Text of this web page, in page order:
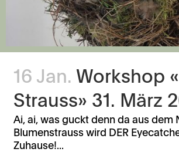
16 Jan. Workshop
Strauss» 31. März
Ai, ai, was guckt denn da aus dem
Blumenstrauss wird DER
Zuhause!...